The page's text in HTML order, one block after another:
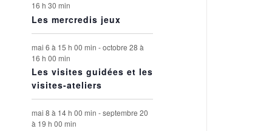
16 h 30 min
Les mercredis jeux
mai 6 à 15 h 00 min -octobre 28 à
16 h 00 min
Les visites guidées et les
visites-ateliers
mai 8 à 14 h 00 min -septembre 20
à 19 h 00 min